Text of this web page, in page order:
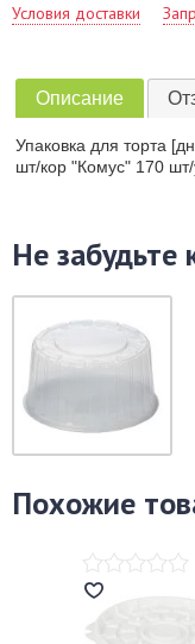
Условия доставки
Описание
Упаковка для торта
шт/кор "Комус" 170
Не забудьте
Похожие